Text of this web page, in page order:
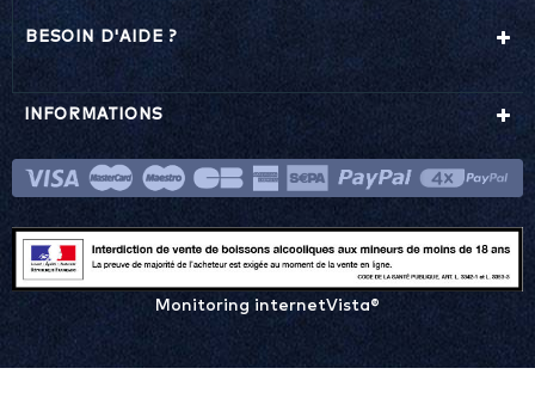
BESOIN D'AIDE ?
INFORMATIONS
Monitoring internetVista®